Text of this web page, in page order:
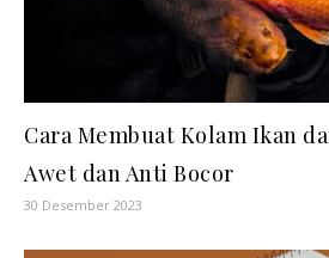
Cara Membuat Kolam Ikan
Awet dan Anti Bocor
30 Desember 2023